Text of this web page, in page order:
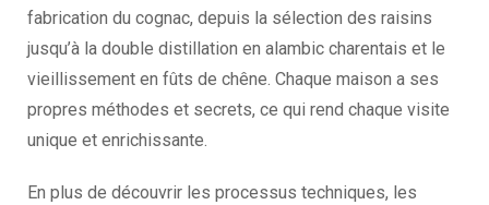
fabrication du cognac, depuis la sélection des raisins
jusqu’à la double distillation en alambic charentais et le
vieillissement en fûts de chêne. Chaque maison a ses
propres méthodes et secrets, ce qui rend chaque visite
unique et enrichissante.
En plus de découvrir les processus techniques, les